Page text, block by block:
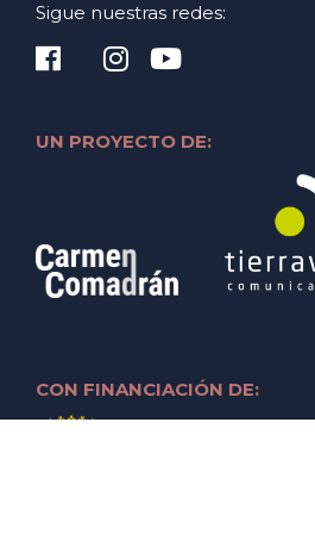
Sigue nuestras redes:
UN PROYECTO DE:
CON FINANCIACIÓN DE: